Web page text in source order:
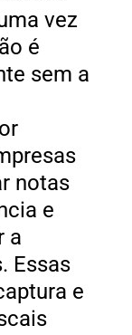
vez
é
sem a
notas
e
a
Essas
e